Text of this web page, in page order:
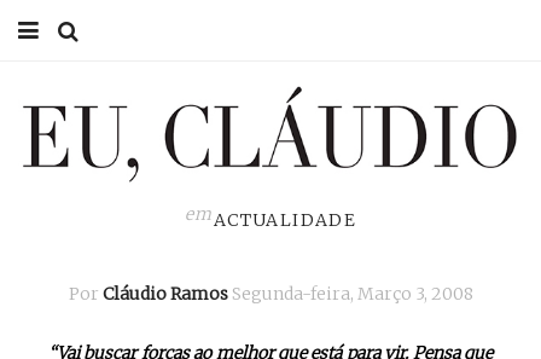
EU CLÁUDIO
emACTUALIDADE
Por Cláudio Ramos Segunda-feira, Março 3, 2008
“Vai buscar forças ao melhor que está para vir. Pensa que